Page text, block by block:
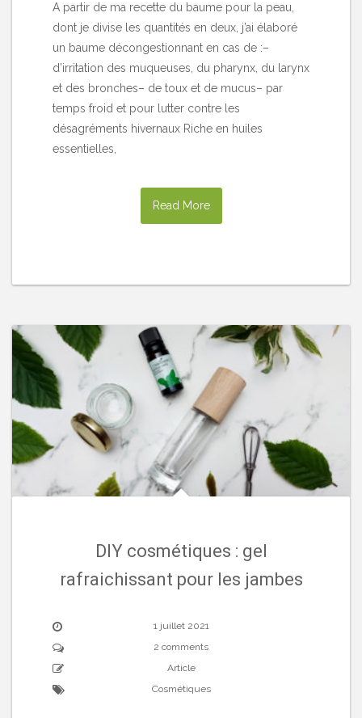
A partir de ma recette du baume pour la peau,
dont je divise les quantités en deux, j’ai élaboré
un baume décongestionnant en cas de :–
d’irritation des muqueuses, du pharynx, du larynx
et des bronches– de toux et de mucus– par
temps froid et pour lutter contre les
désagréments hivernaux Riche en huiles
essentielles,
Read More
DIY cosmétiques : gel
rafraichissant pour les jambes
1 juillet 2021
2 comments
Article
Cosmétiques